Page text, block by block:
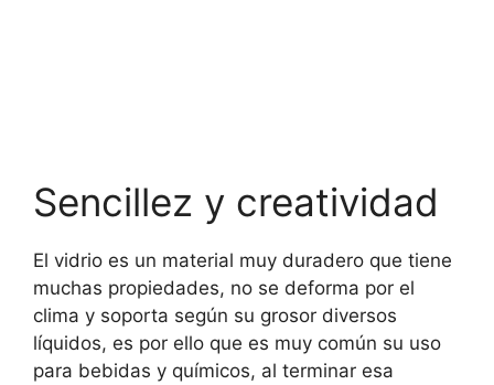
Sencillez y creatividad
El vidrio es un material muy duradero que tiene
muchas propiedades, no se deforma por el
clima y soporta según su grosor diversos
líquidos, es por ello que es muy común su uso
para bebidas y químicos, al terminar esa